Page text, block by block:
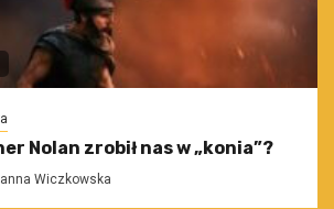
Nolan zrobił nas w „konia”?
Wiczkowska